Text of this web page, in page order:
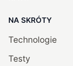
NA SKRÓTY
Technologie
Testy